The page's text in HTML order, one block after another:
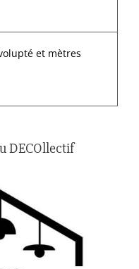
et mètres
DECOllectif